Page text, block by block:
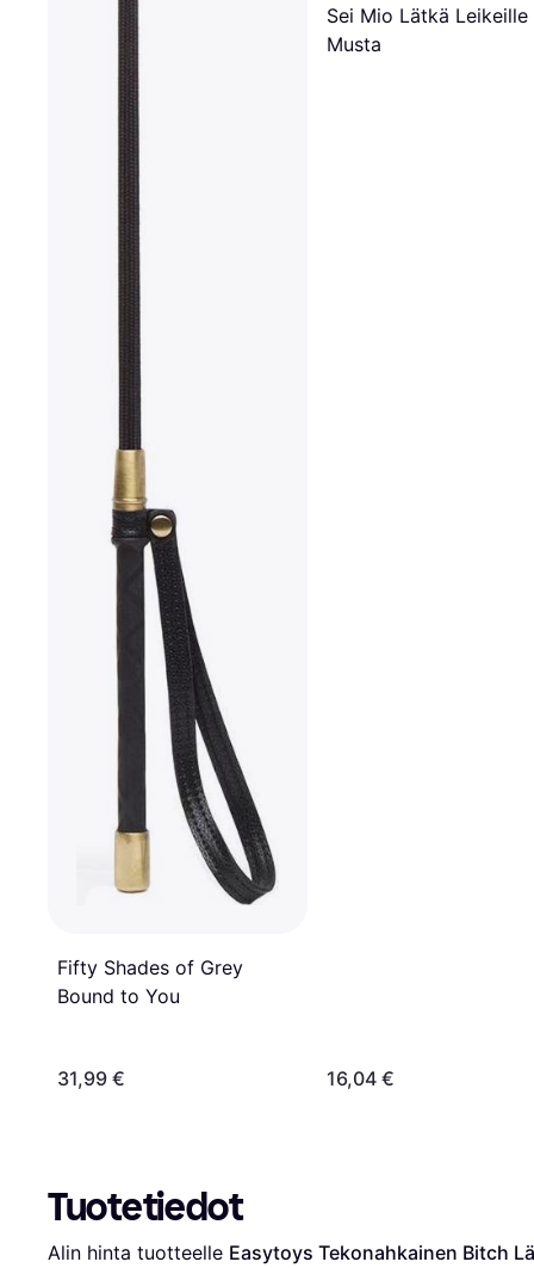
Fifty Shades of Grey
Bound to You
31,99 €
Sei Mio Lätkä Leikeille
Musta
16,04 €
Tuotetiedot
Alin hinta tuotteelle Easytoys Tekonahkainen Bitch